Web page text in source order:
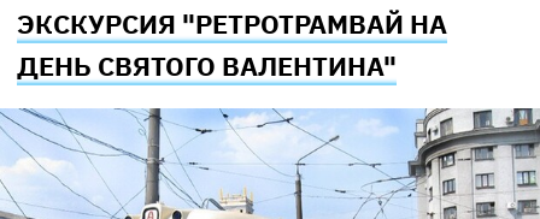
ЭКСКУРСИЯ "РЕТРОТРАМВАЙ НА
ДЕНЬ СВЯТОГО ВАЛЕНТИНА"